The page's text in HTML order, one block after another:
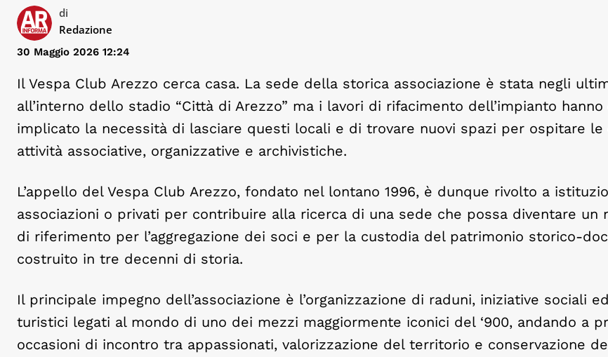
di
Redazione
30 Maggio 2026 12:24
Il Vespa Club Arezzo cerca casa. La sede della storica associazione è stata negli
all’interno dello stadio “Città di Arezzo” ma i lavori di rifacimento dell’impianto hanno
implicato la necessità di lasciare questi locali e di trovare nuovi spazi per ospitare le
attività associative, organizzative e archivistiche.
L’appello del Vespa Club Arezzo, fondato nel lontano 1996, è dunque rivolto a
associazioni o privati per contribuire alla ricerca di una sede che possa diventare un
di riferimento per l’aggregazione dei soci e per la custodia del patrimonio storico-
costruito in tre decenni di storia.
Il principale impegno dell’associazione è l’organizzazione di raduni, iniziative sociali
turistici legati al mondo di uno dei mezzi maggiormente iconici del ‘900, andando a
occasioni di incontro tra appassionati, valorizzazione del territorio e conservazione